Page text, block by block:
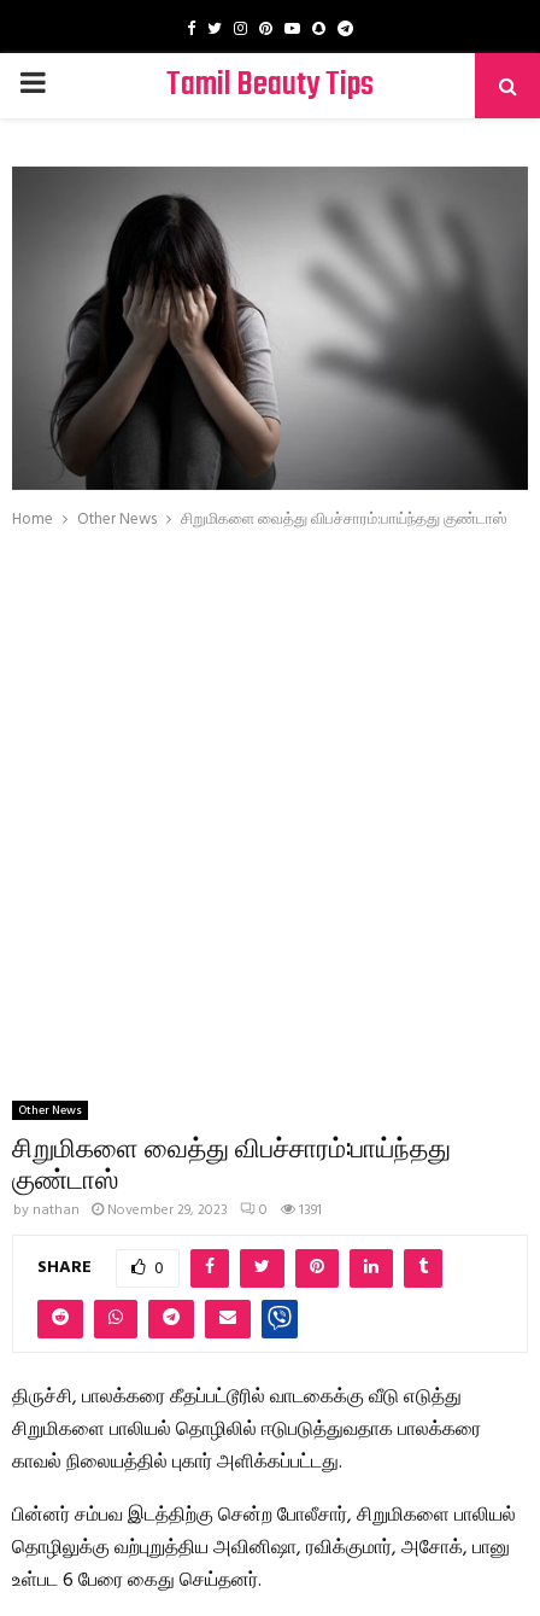
Facebook
TwitterInstagram
PinterestYoutube
SnapchatTelegram
PRIMARY
Tamil Beauty Tips
Home Other News சிறுமிகளை வைத்து விபச்சாரம்:பாய்ந்தது குண்டாஸ்
Other News
சிறுமிகளை வைத்து விபச்சாரம்:பாய்ந்தது
குண்டாஸ்
by nathan November 29, 2023 0 1391
SHARE 0
திருச்சி, பாலக்கரை கீதப்பட்டூரில் வாடகைக்கு வீடு எடுத்து
சிறுமிகளை பாலியல் தொழிலில் ஈடுபடுத்துவதாக பாலக்கரை
காவல் நிலையத்தில் புகார் அளிக்கப்பட்டது.
பின்னர் சம்பவ இடத்திற்கு சென்ற போலீசார், சிறுமிகளை பாலியல்
தொழிலுக்கு வற்புறுத்திய அவினிஷா, ரவிக்குமார், அசோக், பானு
உள்பட 6 பேரை கைது செய்தனர்.